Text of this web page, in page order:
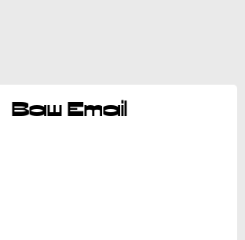
Ваш Email